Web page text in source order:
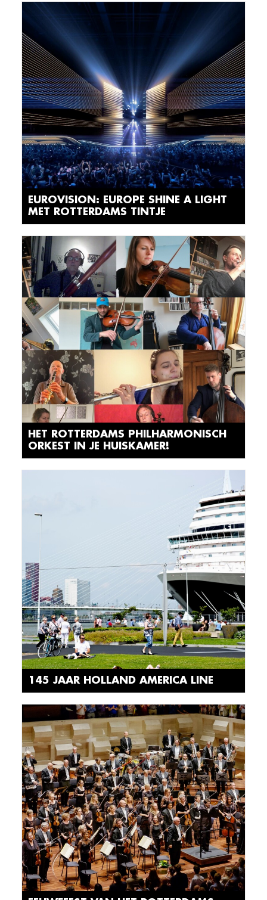
EUROVISION: EUROPE SHINE A LIGHT
MET ROTTERDAMS TINTJE
HET ROTTERDAMS PHILHARMONISCH
ORKEST IN JE HUISKAMER!
145 JAAR HOLLAND AMERICA LINE